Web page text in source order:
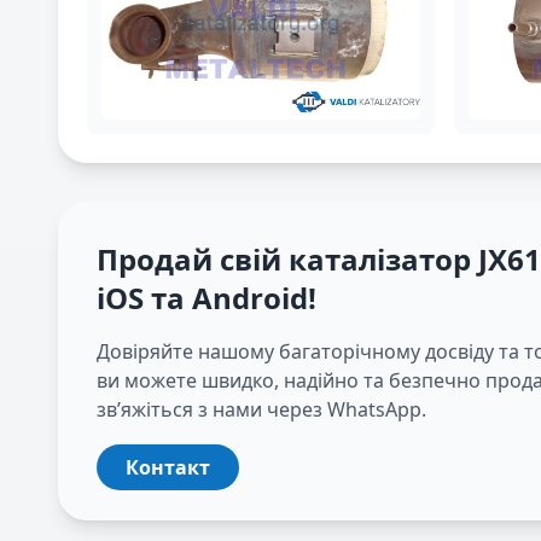
Продай свій каталізатор
iOS та Android!
Довіряйте нашому багаторічному досвіду та
ви можете швидко, надійно та безпечно
зв’яжіться з нами через WhatsApp.
Контакт